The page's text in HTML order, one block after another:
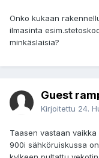
Onko kukaan
ilmasinta
minkäslaisia?
Guest
Kirjoitettu 24.
Taasen vastaan
900i sähköruiskussa